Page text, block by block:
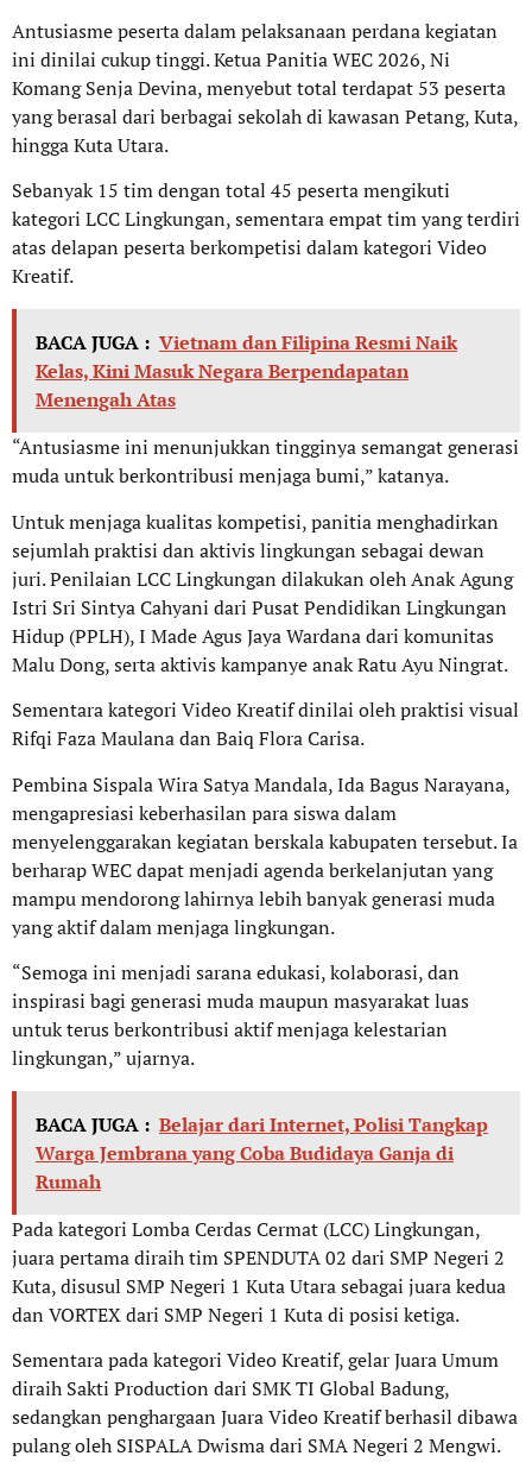
Antusiasme peserta dalam pelaksanaan perdana kegiatan
ini dinilai cukup tinggi. Ketua Panitia WEC 2026, Ni
Komang Senja Devina, menyebut total terdapat 53 peserta
yang berasal dari berbagai sekolah di kawasan Petang, Kuta,
hingga Kuta Utara.
Sebanyak 15 tim dengan total 45 peserta mengikuti
kategori LCC Lingkungan, sementara empat tim yang terdiri
atas delapan peserta berkompetisi dalam kategori Video
Kreatif.
BACA JUGA : Vietnam dan Filipina Resmi Naik
Kelas, Kini Masuk Negara Berpendapatan
Menengah Atas
“Antusiasme ini menunjukkan tingginya semangat generasi
muda untuk berkontribusi menjaga bumi,” katanya.
Untuk menjaga kualitas kompetisi, panitia menghadirkan
sejumlah praktisi dan aktivis lingkungan sebagai dewan
juri. Penilaian LCC Lingkungan dilakukan oleh Anak Agung
Istri Sri Sintya Cahyani dari Pusat Pendidikan Lingkungan
Hidup (PPLH), I Made Agus Jaya Wardana dari komunitas
Malu Dong, serta aktivis kampanye anak Ratu Ayu Ningrat.
Sementara kategori Video Kreatif dinilai oleh praktisi visual
Rifqi Faza Maulana dan Baiq Flora Carisa.
Pembina Sispala Wira Satya Mandala, Ida Bagus Narayana,
mengapresiasi keberhasilan para siswa dalam
menyelenggarakan kegiatan berskala kabupaten tersebut. Ia
berharap WEC dapat menjadi agenda berkelanjutan yang
mampu mendorong lahirnya lebih banyak generasi muda
yang aktif dalam menjaga lingkungan.
“Semoga ini menjadi sarana edukasi, kolaborasi, dan
inspirasi bagi generasi muda maupun masyarakat luas
untuk terus berkontribusi aktif menjaga kelestarian
lingkungan,” ujarnya.
BACA JUGA : Belajar dari Internet, Polisi Tangkap
Warga Jembrana yang Coba Budidaya Ganja di
Rumah
Pada kategori Lomba Cerdas Cermat (LCC) Lingkungan,
juara pertama diraih tim SPENDUTA 02 dari SMP Negeri 2
Kuta, disusul SMP Negeri 1 Kuta Utara sebagai juara kedua
dan VORTEX dari SMP Negeri 1 Kuta di posisi ketiga.
Sementara pada kategori Video Kreatif, gelar Juara Umum
diraih Sakti Production dari SMK TI Global Badung,
sedangkan penghargaan Juara Video Kreatif berhasil dibawa
pulang oleh SISPALA Dwisma dari SMA Negeri 2 Mengwi.